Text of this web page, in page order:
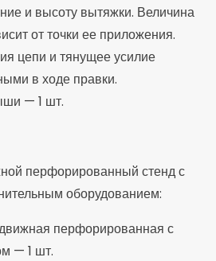
и высоту вытяжки. Величина
от точки ее приложения.
цепи и тянущее усилие
в ходе правки.
— 1 шт.
перфорированный стенд с
оборудованием:
перфорированная с
— 1 шт.